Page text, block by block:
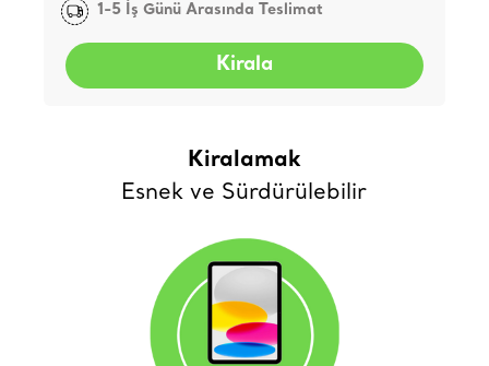
1-5 İş Günü Arasında Teslimat
Kirala
Kiralamak
Esnek ve Sürdürülebilir